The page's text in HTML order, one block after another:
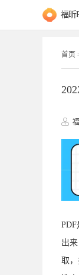
福昕
首页
出
取